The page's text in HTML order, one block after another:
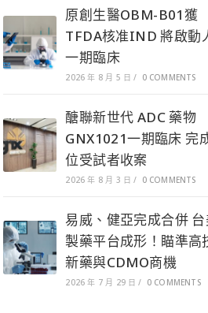
原創生醫OBM-B01獲
TFDA核准IND 將啟動
一期臨床
2026 年 8 月 5 日 / 0 COMMENTS
醣聯新世代 ADC 藥物
GNX1021一期臨床 完
位受試者收案
2026 年 8 月 3 日 / 0 COMMENTS
易威、健亞完成合併
製藥平台成形！瞄準高
新藥與CDMO商機
2026 年 7 月 29 日 / 0 COMMENTS